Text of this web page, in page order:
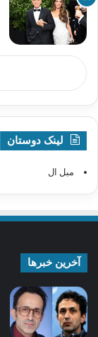
لینک دوستان
مبل ال
آخرین خبرها